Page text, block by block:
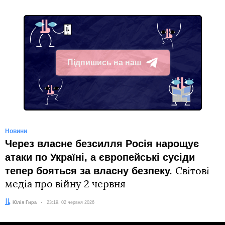
Підпишись на наш
Telegram
Новини
Через власне безсилля Росія нарощує
атаки по Україні, а європейські сусіди
тепер бояться за власну безпеку. Світові
медіа про війну 2 червня
Автор:Юлія Гира Дата:
23:19, 02 червня 2026